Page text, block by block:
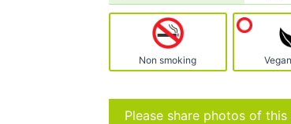
Non smoking
Please share photos of this